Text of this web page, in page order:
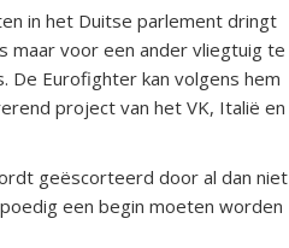
in het Duitse parlement dringt
maar voor een ander vliegtuig te
De Eurofighter kan volgens hem
project van het VK, Italië en
geëscorteerd door al dan niet
een begin moeten worden